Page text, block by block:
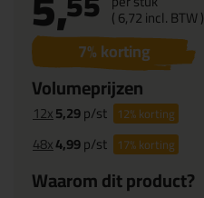
(6,72incl. BTW )
7% korting
Volumeprijzen
12x5,29p/st 12%korting
48x4,99p/st 17%korting
Waarom dit product?